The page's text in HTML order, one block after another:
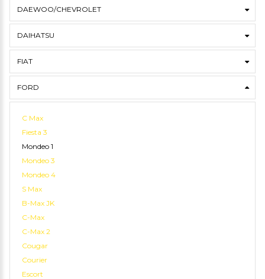
DAEWOO/CHEVROLET
DAIHATSU
FIAT
FORD
C Max
Fiesta 3
Mondeo 1
Mondeo 3
Mondeo 4
S Max
B-Max JK
C-Max
C-Max 2
Cougar
Courier
Escort